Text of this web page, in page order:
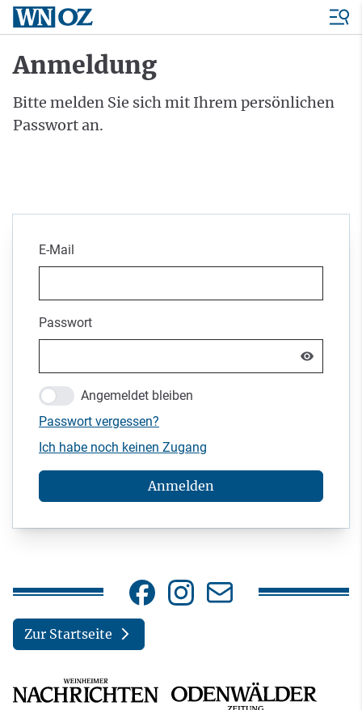
Anmeldung
Bitte melden Sie sich mit Ihrem persönlichen
Passwort an.
E-Mail
Passwort
Angemeldet bleiben
Passwort vergessen?
Ich habe noch keinen Zugang
Anmelden
Zur Startseite